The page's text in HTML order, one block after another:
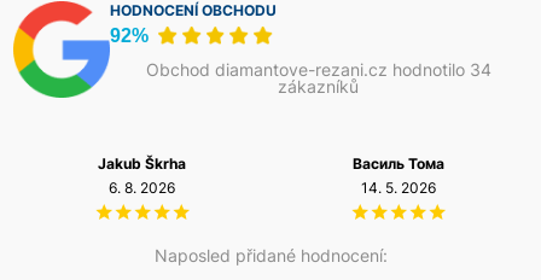
HODNOCENÍ OBCHODU
92%
Obchod diamantove-rezani.cz hodnotilo 34
zákazníků
Naposled přidané hodnocení:
Jakub Škrha
6. 8. 2026
Василь Тома
14. 5. 2026